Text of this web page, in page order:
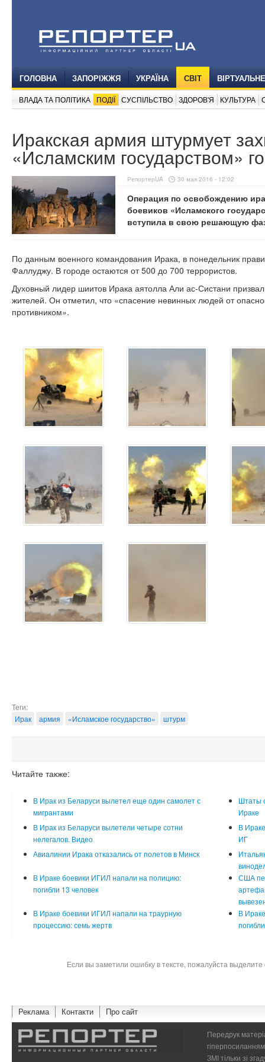
ГОЛОВНА ЗАПОРІЖЖЯ УКРАЇНА СВІТ
ВЛАДА ТА ПОЛІТИКА ПОДІЇ СУСПІЛЬСТВО ЗДОРОВ'Я КУЛЬТУРА
Иракская армия штурмует
«Исламским государством»
РепортерUA 30 мая 2016 - 12:02
Операция по освобождению
боевиков «Исламского
вступила в свою решающую
По данным военного командования Ирака, в понедельник
Фаллуджу. В городе остаются от 500 до 700 террористов.
Духовный лидер шиитов Ирака аятолла Али ас-Систани
жителей. Он отметил, что «спасение невинных людей от
противником».
Теги:
Ирак
армия «Исламское государство» штурм
Читайте также:
В Ирак из Беларуси вылетел еще один самолет с
мигрантами
Штаты
Ираке
В Ирак из Беларуси вылетели четыре сотни
нелегалов. Видео
В
ИГ
Авиалинии Ирака отказались от полетов в Минск
В Ираке боевики ИГИЛ напали на полицию:
погибли 13 человек
США
В Ираке боевики ИГИЛ напали на траурную
процессию: семь жертв
В
погибли
Если вы заметили ошибку в тексте, пожалуйста
Реклама Контакти Про сайт
Передрук
ЗМІ тільки зі